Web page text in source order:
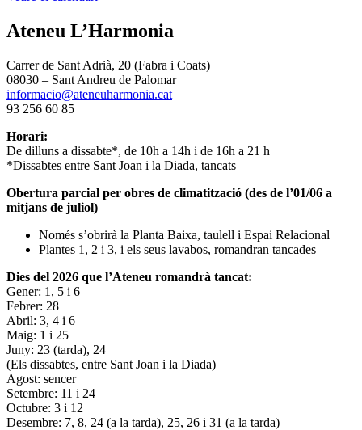
Ateneu L’Harmonia
Carrer de Sant Adrià, 20 (Fabra i Coats)
08030 – Sant Andreu de Palomar
informacio@ateneuharmonia.cat
93 256 60 85
Horari:
De dilluns a dissabte*, de 10h a 14h i de 16h a 21 h
*Dissabtes entre Sant Joan i la Diada, tancats
Obertura parcial per obres de climatització (des de l’01/06 a
mitjans de juliol)
Només s’obrirà la Planta Baixa, taulell i Espai Relacional
Plantes 1, 2 i 3, i els seus lavabos, romandran tancades
Dies del 2026 que l’Ateneu romandrà tancat:
Gener: 1, 5 i 6
Febrer: 28
Abril: 3, 4 i 6
Maig: 1 i 25
Juny: 23 (tarda), 24
(Els dissabtes, entre Sant Joan i la Diada)
Agost: sencer
Setembre: 11 i 24
Octubre: 3 i 12
Desembre: 7, 8, 24 (a la tarda), 25, 26 i 31 (a la tarda)